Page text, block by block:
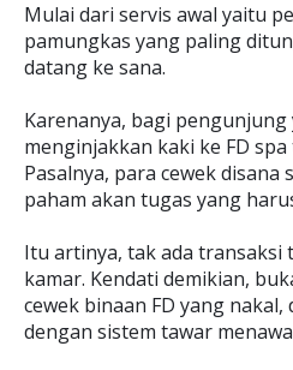
Mulai dari servis awal yaitu
pamungkas yang paling
datang ke sana.
Karenanya, bagi
menginjakkan kaki ke FD
Pasalnya, para cewek disana
paham akan tugas yang
Itu artinya, tak ada transaksi
kamar. Kendati demikian,
cewek binaan FD yang
dengan sistem tawar